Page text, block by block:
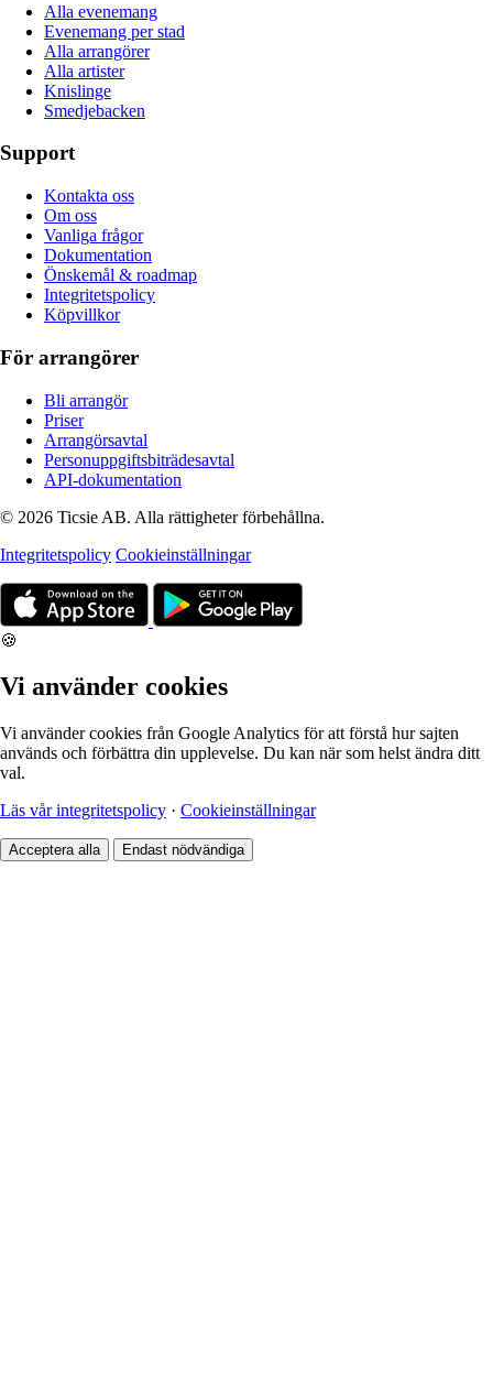
Alla evenemang
Evenemang per stad
Alla arrangörer
Alla artister
Knislinge
Smedjebacken
Support
Kontakta oss
Om oss
Vanliga frågor
Dokumentation
Önskemål & roadmap
Integritetspolicy
Köpvillkor
För arrangörer
Bli arrangör
Priser
Arrangörsavtal
Personuppgiftsbiträdesavtal
API-dokumentation
© 2026 Ticsie AB. Alla rättigheter förbehållna.
Integritetspolicy Cookieinställningar
🍪
Vi använder cookies
Vi använder cookies från Google Analytics för att förstå hur sajten
används och förbättra din upplevelse. Du kan när som helst ändra ditt
val.
Läs vår integritetspolicy · Cookieinställningar
Acceptera alla Endast nödvändiga